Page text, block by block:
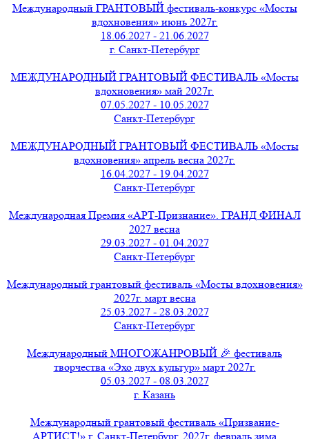
Международный ГРАНТОВЫЙ фестиваль-конкурс «Мосты
вдохновения» июнь 2027г.
18.06.2027 - 21.06.2027
г. Санкт-Петербург
МЕЖДУНАРОДНЫЙ ГРАНТОВЫЙ ФЕСТИВАЛЬ «Мосты
вдохновения» май 2027г.
07.05.2027 - 10.05.2027
Санкт-Петербург
МЕЖДУНАРОДНЫЙ ГРАНТОВЫЙ ФЕСТИВАЛЬ «Мосты
вдохновения» апрель весна 2027г.
16.04.2027 - 19.04.2027
Санкт-Петербург
Международная Премия «АРТ-Признание». ГРАНД ФИНАЛ
2027 весна
29.03.2027 - 01.04.2027
Санкт-Петербург
Международный грантовый фестиваль «Мосты вдохновения»
2027г. март весна
25.03.2027 - 28.03.2027
Санкт-Петербург
Международный МНОГОЖАНРОВЫЙ 🎉 фестиваль
творчества «Эхо двух культур» март 2027г.
05.03.2027 - 08.03.2027
г. Казань
Международный грантовый фестиваль «Призвание-
АРТИСТ!» г. Санкт-Петербург, 2027г. февраль зима